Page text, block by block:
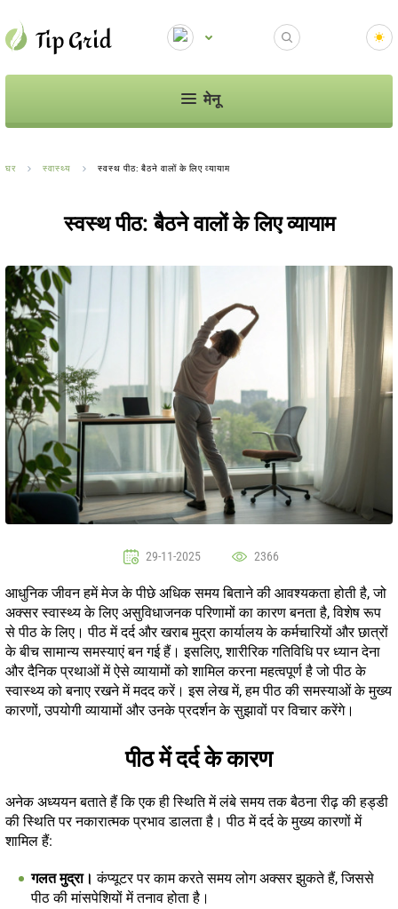
मेनू
घर स्वास्थ्य स्वस्थ पीठ: बैठने वालों के लिए व्यायाम
स्वस्थ पीठ: बैठने वालों के लिए व्यायाम
29-11-2025 2366
आधुनिक जीवन हमें मेज के पीछे अधिक समय बिताने की आवश्यकता होती है, जो
अक्सर स्वास्थ्य के लिए असुविधाजनक परिणामों का कारण बनता है, विशेष रूप
से पीठ के लिए। पीठ में दर्द और खराब मुद्रा कार्यालय के कर्मचारियों और छात्रों
के बीच सामान्य समस्याएं बन गई हैं। इसलिए, शारीरिक गतिविधि पर ध्यान देना
और दैनिक प्रथाओं में ऐसे व्यायामों को शामिल करना महत्वपूर्ण है जो पीठ के
स्वास्थ्य को बनाए रखने में मदद करें। इस लेख में, हम पीठ की समस्याओं के मुख्य
कारणों, उपयोगी व्यायामों और उनके प्रदर्शन के सुझावों पर विचार करेंगे।
पीठ में दर्द के कारण
अनेक अध्ययन बताते हैं कि एक ही स्थिति में लंबे समय तक बैठना रीढ़ की हड्डी
की स्थिति पर नकारात्मक प्रभाव डालता है। पीठ में दर्द के मुख्य कारणों में
शामिल हैं:
गलत मुद्रा। कंप्यूटर पर काम करते समय लोग अक्सर झुकते हैं, जिससे
पीठ की मांसपेशियों में तनाव होता है।